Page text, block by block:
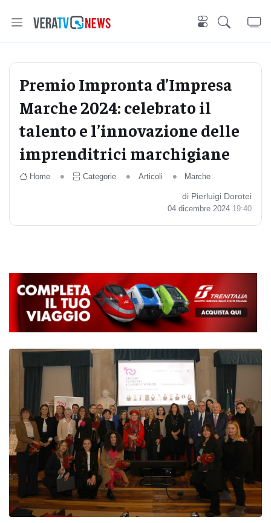
Premio Impronta d’Impresa
Marche 2024: celebrato il
talento e l’innovazione delle
imprenditrici marchigiane
Home Categorie Articoli Marche
di Pierluigi Dorotei
04 dicembre 2024 19:40